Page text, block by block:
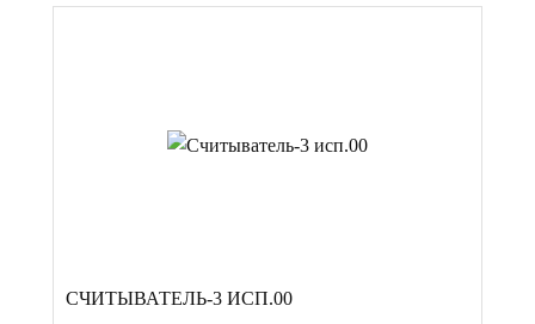
СЧИТЫВАТЕЛЬ-3 ИСП.00